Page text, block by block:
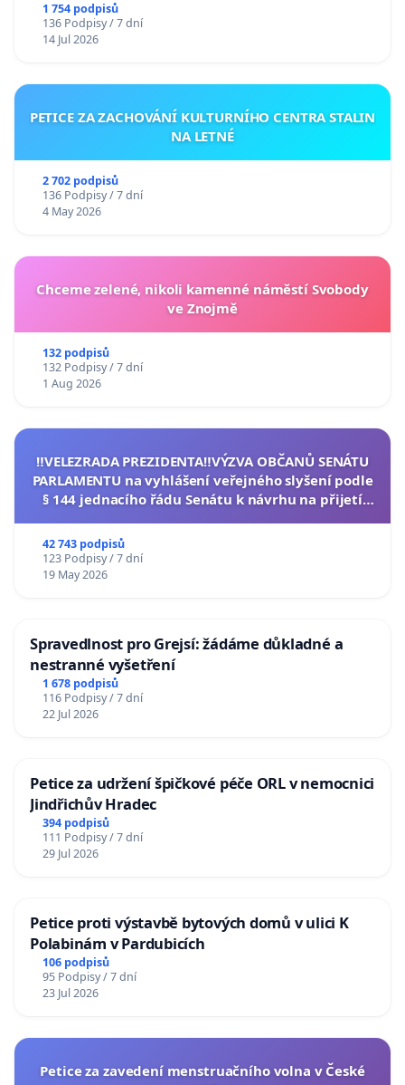
1 754 podpisů
136 Podpisy / 7 dní
14 Jul 2026
PETICE ZA ZACHOVÁNÍ KULTURNÍHO CENTRA STALIN
NA LETNÉ
2 702 podpisů
136 Podpisy / 7 dní
4 May 2026
Chceme zelené, nikoli kamenné náměstí Svobody
ve Znojmě
132 podpisů
132 Podpisy / 7 dní
1 Aug 2026
‼️VELEZRADA PREZIDENTA‼️VÝZVA OBČANŮ SENÁTU
PARLAMENTU na vyhlášení veřejného slyšení podle
§ 144 jednacího řádu Senátu k návrhu na přijetí
42 743 podpisů
123 Podpisy / 7 dní
19 May 2026
Spravedlnost pro Grejsí: žádáme důkladné a
nestranné vyšetření
1 678 podpisů
116 Podpisy / 7 dní
22 Jul 2026
Petice za udržení špičkové péče ORL v nemocnici
Jindřichův Hradec
394 podpisů
111 Podpisy / 7 dní
29 Jul 2026
Petice proti výstavbě bytových domů v ulici K
Polabinám v Pardubicích
106 podpisů
95 Podpisy / 7 dní
23 Jul 2026
Petice za zavedení menstruačního volna v České